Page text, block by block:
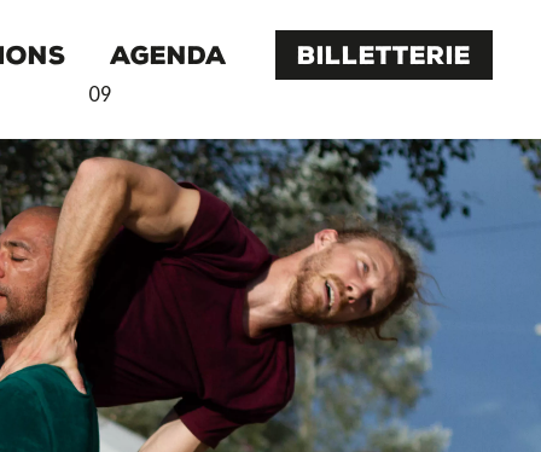
AGENDA
09
BILLETTERIE